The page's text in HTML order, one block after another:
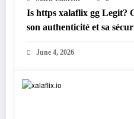
Is https xalaflix gg Legit?
son authenticité et sa
June 4, 2026